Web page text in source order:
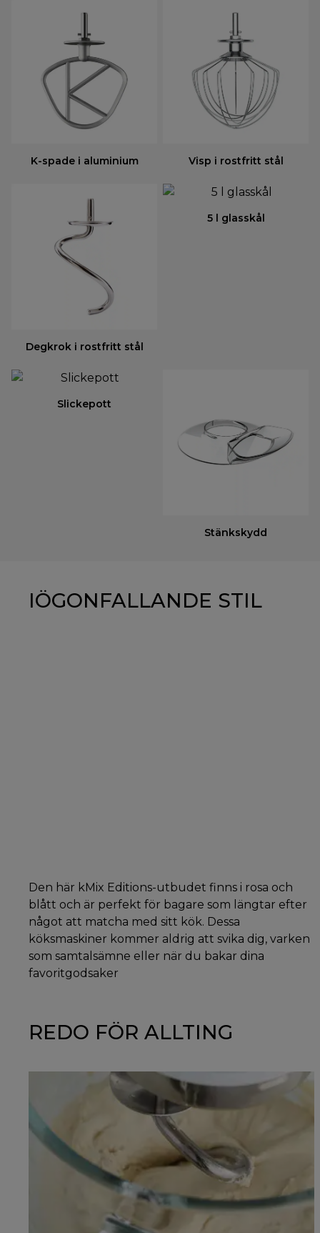
K-spade i aluminium Visp i rostfritt stål
Degkrok i rostfritt stål
5 l glasskål
Slickepott
Stänkskydd
IÖGONFALLANDE STIL
Den här kMix Editions-utbudet finns i rosa och
blått och är perfekt för bagare som längtar efter
något att matcha med sitt kök. Dessa
köksmaskiner kommer aldrig att svika dig, varken
som samtalsämne eller när du bakar dina
favoritgodsaker
REDO FÖR ALLTING